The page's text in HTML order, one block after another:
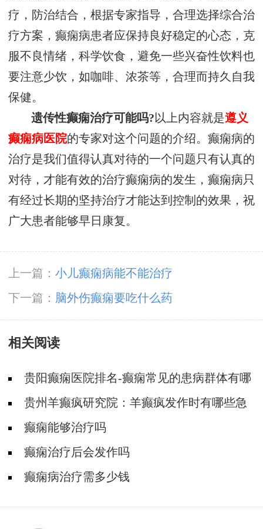
疗，防治结合，根据专家指导，合理选择综合治
疗方案，癫痫病患者应保持良好稳定的心态，克
服不良情绪，科学饮食，避免一些兴奋性饮料也
要注意少饮，如咖啡、浓茶等，合理而持久自我
保健。
遗传性癫痫治疗可能吗?以上内容就是遵义
癫痫病医院的专家对这个问题的介绍。癫痫病的
治疗是我们值得认真对待的一个问题只有认真的
对待，才能有效的治疗癫痫病的发生，癫痫病只
有经过长期的坚持治疗才能达到控制的效果，祝
广大患者能够早日康复。
上一篇： 小儿癫痫病能不能治疗
下一篇： 脑外伤癫痫要吃什么药
相关阅读
贵阳癫痫医院排名-癫痫常见的患病群体有哪
些？贵州羊癫疯研究院：羊癫疯发作时有哪些急
救措施要做呢？
癫痫能够治疗吗
癫痫治疗后会发作吗
癫痫病治疗需多少钱